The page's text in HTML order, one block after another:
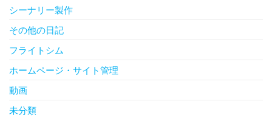
シーナリー製作
その他の日記
フライトシム
ホームページ・サイト管理
動画
未分類